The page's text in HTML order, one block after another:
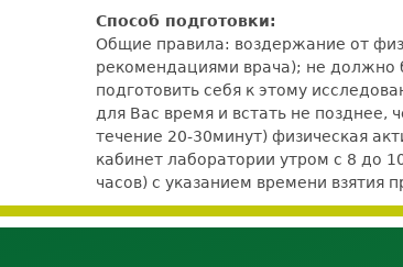
Способ подготовки:
Общие правила: воздержание от
рекомендациями врача); не должно
подготовить себя к этому
для Вас время и встать не позднее,
течение 20-30минут) физическая
кабинет лаборатории утром с 8 до
часов) с указанием времени